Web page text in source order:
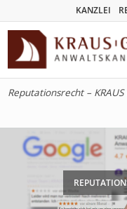
KANZLEI
Reputationsrecht – KRAUS